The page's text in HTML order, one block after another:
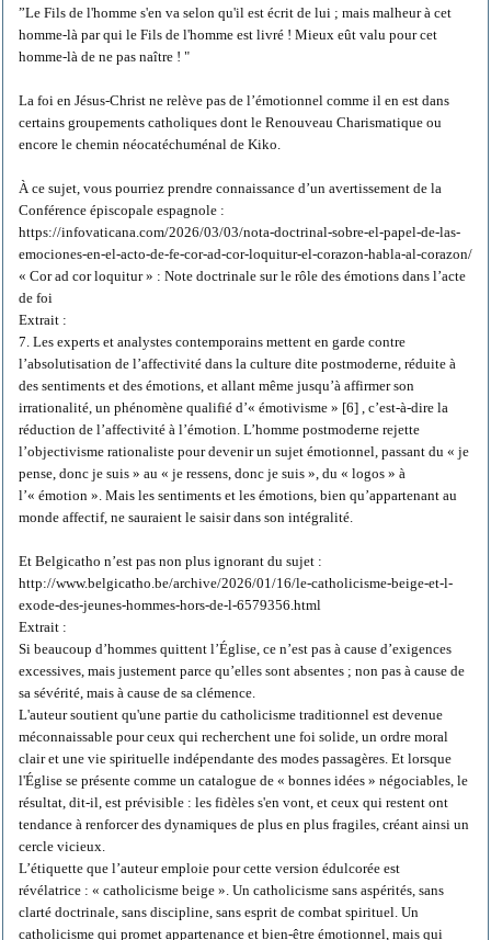
”Le Fils de l'homme s'en va selon qu'il est écrit de lui ; mais malheur à cet
homme-là par qui le Fils de l'homme est livré ! Mieux eût valu pour cet
homme-là de ne pas naître ! "
La foi en Jésus-Christ ne relève pas de l’émotionnel comme il en est dans
certains groupements catholiques dont le Renouveau Charismatique ou
encore le chemin néocatéchuménal de Kiko.
À ce sujet, vous pourriez prendre connaissance d’un avertissement de la
Conférence épiscopale espagnole :
https://infovaticana.com/2026/03/03/nota-doctrinal-sobre-el-papel-de-las-
emociones-en-el-acto-de-fe-cor-ad-cor-loquitur-el-corazon-habla-al-corazon/
« Cor ad cor loquitur » : Note doctrinale sur le rôle des émotions dans l’acte
de foi
Extrait :
7. Les experts et analystes contemporains mettent en garde contre
l’absolutisation de l’affectivité dans la culture dite postmoderne, réduite à
des sentiments et des émotions, et allant même jusqu’à affirmer son
irrationalité, un phénomène qualifié d’« émotivisme » [6] , c’est-à-dire la
réduction de l’affectivité à l’émotion. L’homme postmoderne rejette
l’objectivisme rationaliste pour devenir un sujet émotionnel, passant du « je
pense, donc je suis » au « je ressens, donc je suis », du « logos » à
l’« émotion ». Mais les sentiments et les émotions, bien qu’appartenant au
monde affectif, ne sauraient le saisir dans son intégralité.
Et Belgicatho n’est pas non plus ignorant du sujet :
http://www.belgicatho.be/archive/2026/01/16/le-catholicisme-beige-et-l-
exode-des-jeunes-hommes-hors-de-l-6579356.html
Extrait :
Si beaucoup d’hommes quittent l’Église, ce n’est pas à cause d’exigences
excessives, mais justement parce qu’elles sont absentes ; non pas à cause de
sa sévérité, mais à cause de sa clémence.
L'auteur soutient qu'une partie du catholicisme traditionnel est devenue
méconnaissable pour ceux qui recherchent une foi solide, un ordre moral
clair et une vie spirituelle indépendante des modes passagères. Et lorsque
l'Église se présente comme un catalogue de « bonnes idées » négociables, le
résultat, dit-il, est prévisible : les fidèles s'en vont, et ceux qui restent ont
tendance à renforcer des dynamiques de plus en plus fragiles, créant ainsi un
cercle vicieux.
L’étiquette que l’auteur emploie pour cette version édulcorée est
révélatrice : « catholicisme beige ». Un catholicisme sans aspérités, sans
clarté doctrinale, sans discipline, sans esprit de combat spirituel. Un
catholicisme qui promet appartenance et bien-être émotionnel, mais qui